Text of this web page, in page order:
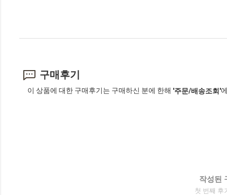
구매후기
이 상품에 대한 구매후기는 구매하신 분에 한해 '주문/배송조회'
작성된
첫 번째 후